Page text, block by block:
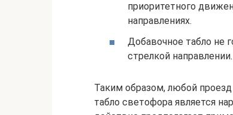
приоритетного
направлениях.
Добавочное табло не
стрелкой направлении.
Таким образом, любой
табло светофора является